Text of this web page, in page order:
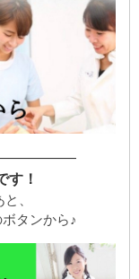
す！
、
タンから♪